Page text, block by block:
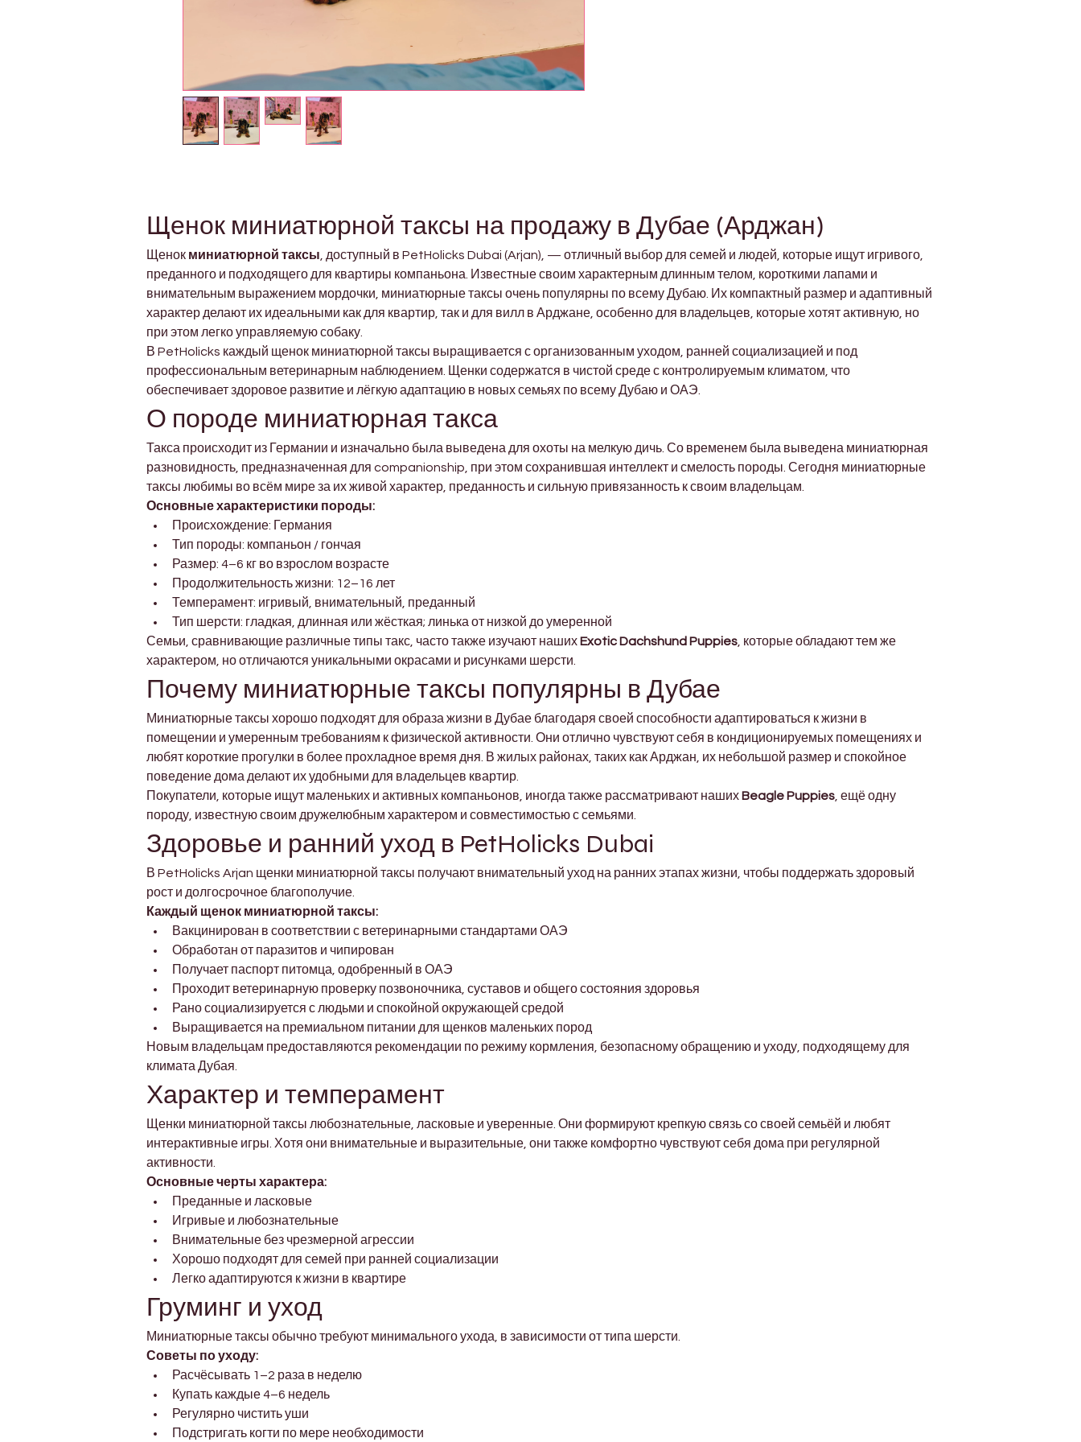
Щенок миниатюрной таксы на продажу в Дубае (Арджан)
Щенок миниатюрной таксы, доступный в PetHolicks Dubai (Arjan), — отличный выбор для семей и людей, которые ищут игривого,
преданного и подходящего для квартиры компаньона. Известные своим характерным длинным телом, короткими лапами и
внимательным выражением мордочки, миниатюрные таксы очень популярны по всему Дубаю. Их компактный размер и адаптивный
характер делают их идеальными как для квартир, так и для вилл в Арджане, особенно для владельцев, которые хотят активную, но
при этом легко управляемую собаку.
В PetHolicks каждый щенок миниатюрной таксы выращивается с организованным уходом, ранней социализацией и под
профессиональным ветеринарным наблюдением. Щенки содержатся в чистой среде с контролируемым климатом, что
обеспечивает здоровое развитие и лёгкую адаптацию в новых семьях по всему Дубаю и ОАЭ.
О породе миниатюрная такса
Такса происходит из Германии и изначально была выведена для охоты на мелкую дичь. Со временем была выведена миниатюрная
разновидность, предназначенная для companionship, при этом сохранившая интеллект и смелость породы. Сегодня миниатюрные
таксы любимы во всём мире за их живой характер, преданность и сильную привязанность к своим владельцам.
Основные характеристики породы:
Происхождение: Германия
Тип породы: компаньон / гончая
Размер: 4–6 кг во взрослом возрасте
Продолжительность жизни: 12–16 лет
Темперамент: игривый, внимательный, преданный
Тип шерсти: гладкая, длинная или жёсткая; линька от низкой до умеренной
Семьи, сравнивающие различные типы такс, часто также изучают наших Exotic Dachshund Puppies, которые обладают тем же
характером, но отличаются уникальными окрасами и рисунками шерсти.
Почему миниатюрные таксы популярны в Дубае
Миниатюрные таксы хорошо подходят для образа жизни в Дубае благодаря своей способности адаптироваться к жизни в
помещении и умеренным требованиям к физической активности. Они отлично чувствуют себя в кондиционируемых помещениях и
любят короткие прогулки в более прохладное время дня. В жилых районах, таких как Арджан, их небольшой размер и спокойное
поведение дома делают их удобными для владельцев квартир.
Покупатели, которые ищут маленьких и активных компаньонов, иногда также рассматривают наших Beagle Puppies, ещё одну
породу, известную своим дружелюбным характером и совместимостью с семьями.
Здоровье и ранний уход в PetHolicks Dubai
В PetHolicks Arjan щенки миниатюрной таксы получают внимательный уход на ранних этапах жизни, чтобы поддержать здоровый
рост и долгосрочное благополучие.
Каждый щенок миниатюрной таксы:
Вакцинирован в соответствии с ветеринарными стандартами ОАЭ
Обработан от паразитов и чипирован
Получает паспорт питомца, одобренный в ОАЭ
Проходит ветеринарную проверку позвоночника, суставов и общего состояния здоровья
Рано социализируется с людьми и спокойной окружающей средой
Выращивается на премиальном питании для щенков маленьких пород
Новым владельцам предоставляются рекомендации по режиму кормления, безопасному обращению и уходу, подходящему для
климата Дубая.
Характер и темперамент
Щенки миниатюрной таксы любознательные, ласковые и уверенные. Они формируют крепкую связь со своей семьёй и любят
интерактивные игры. Хотя они внимательные и выразительные, они также комфортно чувствуют себя дома при регулярной
активности.
Основные черты характера:
Преданные и ласковые
Игривые и любознательные
Внимательные без чрезмерной агрессии
Хорошо подходят для семей при ранней социализации
Легко адаптируются к жизни в квартире
Груминг и уход
Миниатюрные таксы обычно требуют минимального ухода, в зависимости от типа шерсти.
Советы по уходу:
Расчёсывать 1–2 раза в неделю
Купать каждые 4–6 недель
Регулярно чистить уши
Подстригать когти по мере необходимости